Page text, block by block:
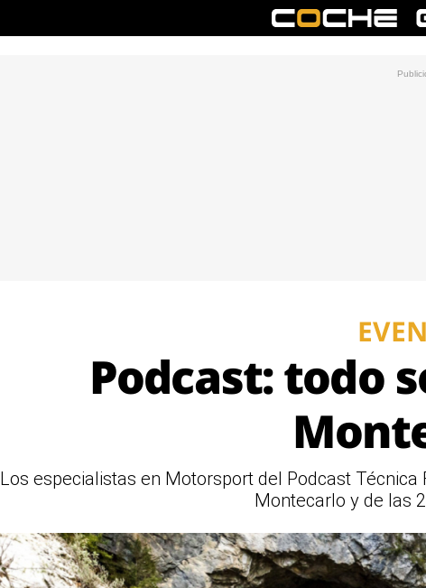
Podcast: todo
Los especialistas en Motorsport del Podcast
Montecarlo y de las